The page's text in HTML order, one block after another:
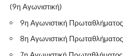
(9η Αγωνιστική)
9η Αγωνιστική Πρωταθλήματος
8η Αγωνιστική Πρωταθλήματος